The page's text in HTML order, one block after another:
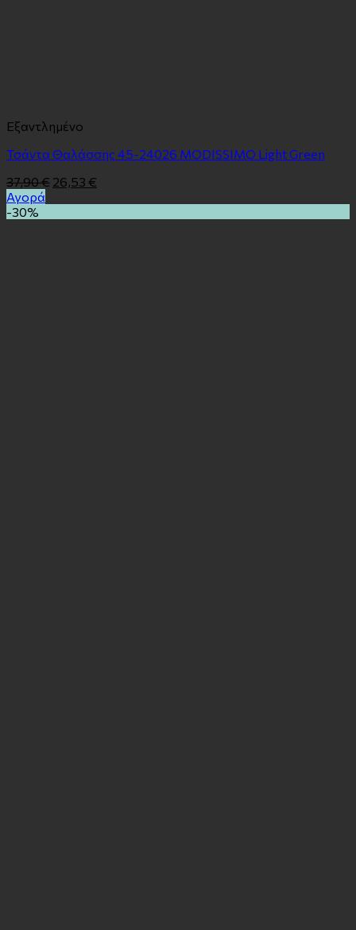
Εξαντλημένο
Τσάντα Θαλάσσης 45-24026 MODISSIMO Light Green
37,90€ 26,53 €
Αγορά
-30%